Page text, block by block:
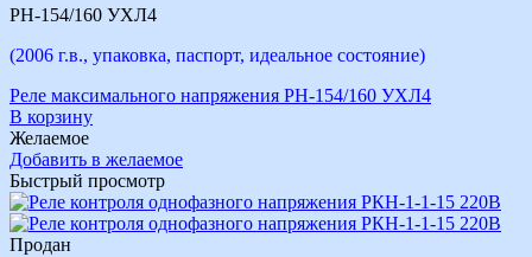
РН-154/160 УХЛ4
(2006 г.в., упаковка, паспорт, идеальное состояние)
Реле максимального напряжения РН-154/160 УХЛ4
В корзину
Желаемое
Добавить в желаемое
Быстрый просмотр
Продан